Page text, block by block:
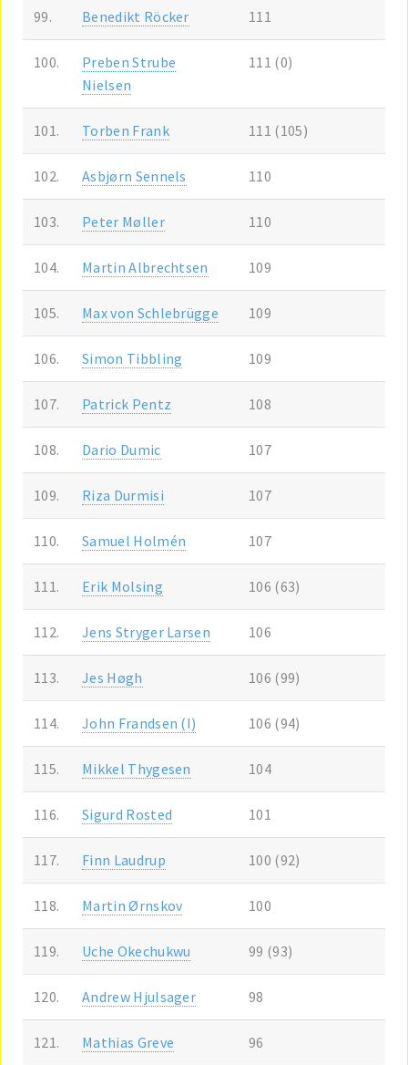
99. Benedikt Röcker 111
100.
Preben Strube
Nielsen
111 (0)
101. Torben Frank 111 (105)
102. Asbjørn Sennels 110
103. Peter Møller 110
104. Martin Albrechtsen 109
105. Max von Schlebrügge 109
106. Simon Tibbling 109
107. Patrick Pentz 108
108. Dario Dumic 107
109. Riza Durmisi 107
110. Samuel Holmén 107
111. Erik Molsing 106 (63)
112. Jens Stryger Larsen 106
113. Jes Høgh 106 (99)
114. John Frandsen (I) 106 (94)
115. Mikkel Thygesen 104
116. Sigurd Rosted 101
117. Finn Laudrup 100 (92)
118. Martin Ørnskov 100
119. Uche Okechukwu 99 (93)
120. Andrew Hjulsager 98
121. Mathias Greve 96